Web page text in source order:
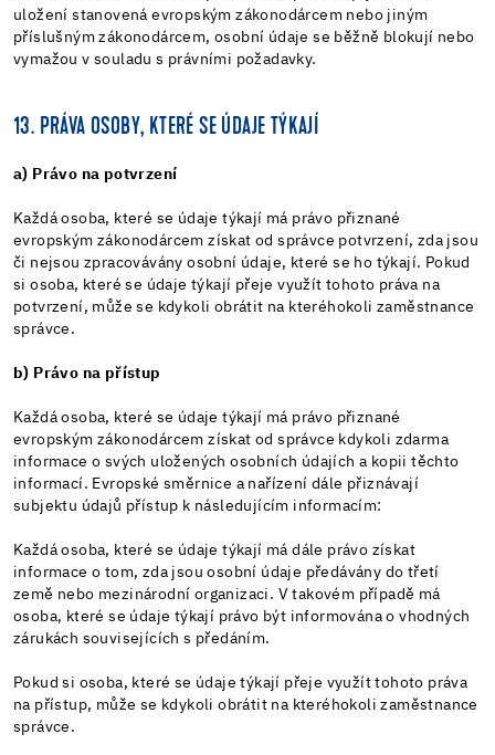
uložení stanovená evropským zákonodárcem nebo jiným
příslušným zákonodárcem, osobní údaje se běžně blokují nebo
vymažou v souladu s právními požadavky.
13. PRÁVA OSOBY, KTERÉ SE ÚDAJE TÝKAJÍ
a) Právo na potvrzení
Každá osoba, které se údaje týkají má právo přiznané
evropským zákonodárcem získat od správce potvrzení, zda jsou
či nejsou zpracovávány osobní údaje, které se ho týkají. Pokud
si osoba, které se údaje týkají přeje využít tohoto práva na
potvrzení, může se kdykoli obrátit na kteréhokoli zaměstnance
správce.
b) Právo na přístup
Každá osoba, které se údaje týkají má právo přiznané
evropským zákonodárcem získat od správce kdykoli zdarma
informace o svých uložených osobních údajích a kopii těchto
informací. Evropské směrnice a nařízení dále přiznávají
subjektu údajů přístup k následujícím informacím:
Každá osoba, které se údaje týkají má dále právo získat
informace o tom, zda jsou osobní údaje předávány do třetí
země nebo mezinárodní organizaci. V takovém případě má
osoba, které se údaje týkají právo být informována o vhodných
zárukách souvisejících s předáním.
Pokud si osoba, které se údaje týkají přeje využít tohoto práva
na přístup, může se kdykoli obrátit na kteréhokoli zaměstnance
správce.